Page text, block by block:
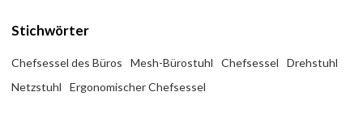
Stichwörter
Chefsessel des Büros Mesh-Bürostuhl Chefsessel
Drehstuhl
Netzstuhl
Ergonomischer Chefsessel